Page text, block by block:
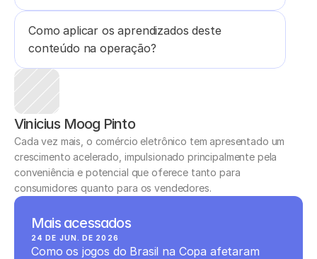
Vinicius Moog Pinto
Cada vez mais, o comércio eletrônico tem apresentado um
crescimento acelerado, impulsionado principalmente pela
conveniência e potencial que oferece tanto para
consumidores quanto para os vendedores.
Mais acessados
24 DE JUN. DE 2026
Como os jogos do Brasil na Copa afetaram
Como aplicar os aprendizados deste
conteúdo na operação?